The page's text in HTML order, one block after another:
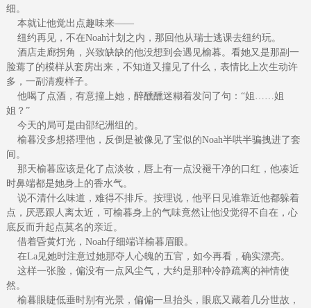
细。
本就让他觉出点趣味来——
纽约再见，不在Noah计划之内，那回他从瑞士逃课去纽约玩。
酒店走廊拐角，兴致缺缺的他没想到会遇见榆暮。看她又是那副一
脸蔫了的模样从套房出来，不知道又撞见了什么，表情比上次生动许
多，一副清瘦样子。
他喝了点酒，有意撞上她，醉醺醺迷糊着发问了句：“姐……姐
姐？”
今天的局可是由邵纪洲组的。
榆暮没多想搭理他，反倒是被像见了宝似的Noah半哄半骗拽进了套
间。
那天榆暮应该是化了点淡妆，唇上有一点没褪干净的口红，他凑近
时鼻端都是她身上的香水气。
说不清什么味道，难得不排斥。按理说，他平日见谁靠近他都躲着
点，厌恶跟人离太近，可榆暮身上的气味竟然让他没觉得不自在，心
底反而升起点莫名的亲近。
借着昏黄灯光，Noah仔细端详榆暮眉眼。
在La见她时注意过她那夺人心魄的五官，如今再看，确实漂亮。
这样一张脸，偏没有一点风尘气，大约是那种冷静疏离的神情使
然。
榆暮眼睫低垂时别有光景，偏偏一旦抬头，眼底又藏着几分世故，